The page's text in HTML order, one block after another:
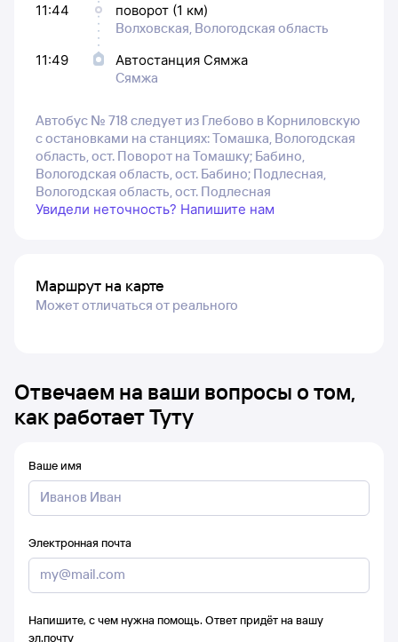
11:44
поворот (1 км)
Волховская, Вологодская область
11:49
Автостанция Сямжа
Сямжа
Автобус № 718 следует из Глебово в Корниловскую
с остановками на станциях: Томашка, Вологодская
область, ост. Поворот на Томашку; Бабино,
Вологодская область, ост. Бабино; Подлесная,
Вологодская область, ост. Подлесная
Увидели неточность? Напишите нам
Маршрут на карте
Может отличаться от реального
Отвечаем на ваши вопросы о том,
как работает Туту
Ваше имя
Электронная почта
Напишите, с чем нужна помощь. Ответ придёт на вашу
эл.почту